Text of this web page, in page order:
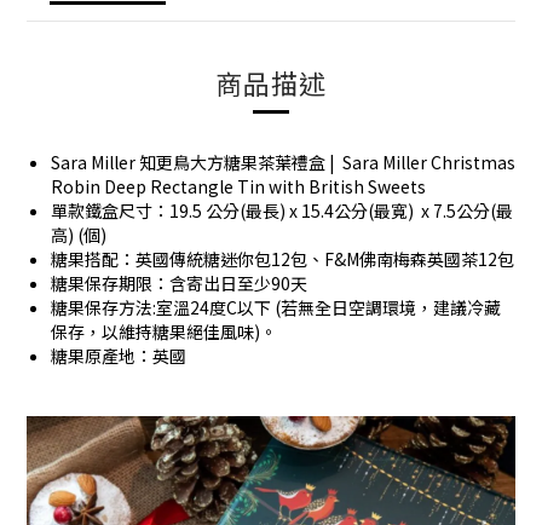
商品描述
Sara Miller 知更鳥大方糖果茶葉禮盒 | Sara Miller Christmas
Robin Deep Rectangle Tin with British Sweets
單款鐵盒尺寸：19.5 公分(最長) x 15.4公分(最寬) x 7.5公分(最
高) (個)
糖果搭配：英國傳統糖迷你包12包、F&M佛南梅森英國茶12包
糖果保存期限：含寄出日至少90天
糖果保存方法:室溫24度C以下 (若無全日空調環境，建議冷藏
保存，以維持糖果絕佳風味)。
糖果原產地：英國